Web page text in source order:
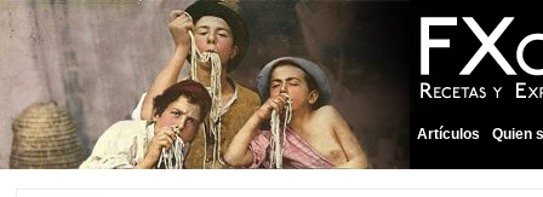
Artículos Quien